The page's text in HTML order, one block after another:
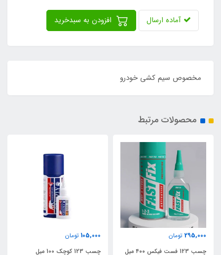
آماده ارسال
مخصوص سیم کشی خودرو
محصولات مرتبط
295,000 تومان
چسب 123 فست فیکس ۴۰۰ میل
105,000 تومان
چسب 123 کوچک 100 میل